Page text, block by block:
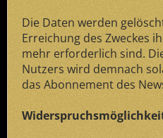
Die Daten werden
Erreichung des Zweckes
mehr erforderlich sind.
Nutzers wird demnach
das Abonnement des